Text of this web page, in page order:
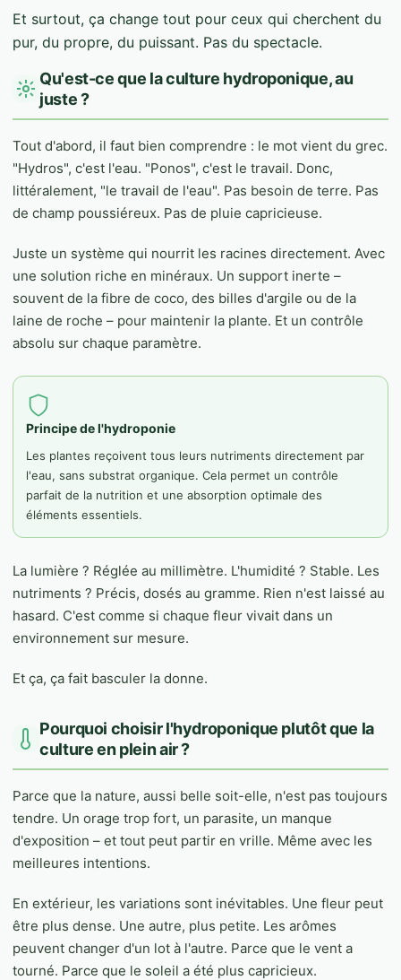
Et surtout, ça change tout pour ceux qui cherchent du
pur, du propre, du puissant. Pas du spectacle.
Qu'est-ce que la culture hydroponique, au
juste ?
Tout d'abord, il faut bien comprendre : le mot vient du grec.
"Hydros", c'est l'eau. "Ponos", c'est le travail. Donc,
littéralement, "le travail de l'eau". Pas besoin de terre. Pas
de champ poussiéreux. Pas de pluie capricieuse.
Juste un système qui nourrit les racines directement. Avec
une solution riche en minéraux. Un support inerte –
souvent de la fibre de coco, des billes d'argile ou de la
laine de roche – pour maintenir la plante. Et un contrôle
absolu sur chaque paramètre.
Principe de l'hydroponie
Les plantes reçoivent tous leurs nutriments directement par
l'eau, sans substrat organique. Cela permet un contrôle
parfait de la nutrition et une absorption optimale des
éléments essentiels.
La lumière ? Réglée au millimètre. L'humidité ? Stable. Les
nutriments ? Précis, dosés au gramme. Rien n'est laissé au
hasard. C'est comme si chaque fleur vivait dans un
environnement sur mesure.
Et ça, ça fait basculer la donne.
Pourquoi choisir l'hydroponique plutôt que la
culture en plein air ?
Parce que la nature, aussi belle soit-elle, n'est pas toujours
tendre. Un orage trop fort, un parasite, un manque
d'exposition – et tout peut partir en vrille. Même avec les
meilleures intentions.
En extérieur, les variations sont inévitables. Une fleur peut
être plus dense. Une autre, plus petite. Les arômes
peuvent changer d'un lot à l'autre. Parce que le vent a
tourné. Parce que le soleil a été plus capricieux.